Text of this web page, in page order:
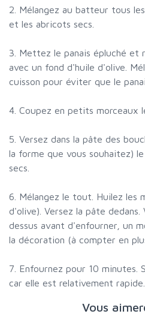
2. Mélangez au batteur tous
et les abricots secs.
3. Mettez le panais épluché et
avec un fond d'huile d'olive.
cuisson pour éviter que le
4. Coupez en petits morceaux
5. Versez dans la pâte des
la forme que vous souhaitez)
secs.
6. Mélangez le tout. Huilez les
d'olive). Versez la pâte
dessus avant d'enfourner, un
la décoration (à compter en
7. Enfournez pour 10 minutes.
car elle est relativement rapide.
Vous